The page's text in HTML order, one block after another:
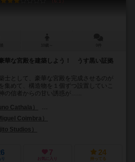
華な宮殿を建築しよう！ うす黒い証拠
士として、豪華な宮殿を完成させるのが
集めて、構造物を１個ずつ設置していこ
の信者からの甘い誘惑が…...
Cathala）
Coimbra）
Studios）
7
お気に入り
24
持ってる